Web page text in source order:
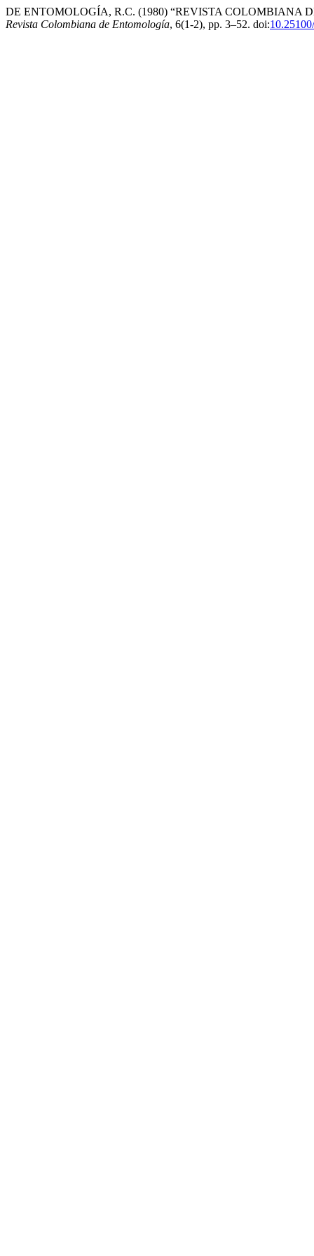
DE ENTOMOLOGÍA, R.C. (1980) “REVISTA COLOMBIANA
Revista Colombiana de Entomología, 6(1-2), pp. 3–52. doi: